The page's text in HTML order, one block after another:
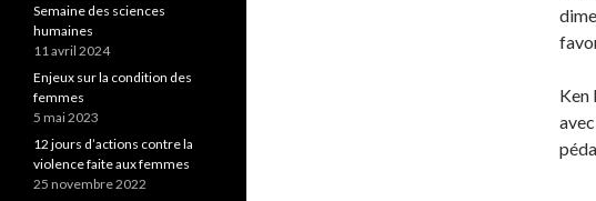
Ken
Semaine des sciences
humaines
11 avril 2024
Enjeux sur la condition des
femmes
5 mai 2023
12 jours d’actions contre la
violence faite aux femmes
25 novembre 2022